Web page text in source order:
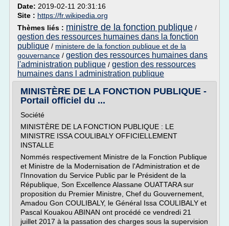
Date: 2019-02-11 20:31:16
Site : https://fr.wikipedia.org
Thèmes liés : ministre de la fonction publique /
gestion des ressources humaines dans la fonction
publique / ministere de la fonction publique et de la
gouvernance / gestion des ressources humaines dans
l'administration publique / gestion des ressources
humaines dans l administration publique
MINISTÈRE DE LA FONCTION PUBLIQUE -
Portail officiel du ...
Société
MINISTÈRE DE LA FONCTION PUBLIQUE : LE
MINISTRE ISSA COULIBALY OFFICIELLEMENT
INSTALLE
Nommés respectivement Ministre de la Fonction Publique
et Ministre de la Modernisation de l'Administration et de
l'Innovation du Service Public par le Président de la
République, Son Excellence Alassane OUATTARA sur
proposition du Premier Ministre, Chef du Gouvernement,
Amadou Gon COULIBALY, le Général Issa COULIBALY et
Pascal Kouakou ABINAN ont procédé ce vendredi 21
juillet 2017 à la passation des charges sous la supervision